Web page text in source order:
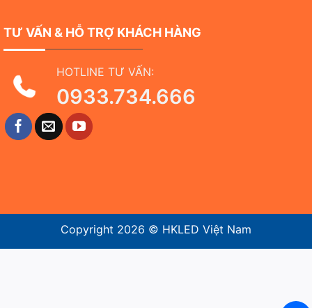
TƯ VẤN & HỖ TRỢ KHÁCH HÀNG
HOTLINE TƯ VẤN:
0933.734.666
Copyright 2026 © HKLED Việt Nam